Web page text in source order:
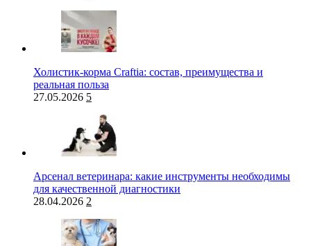
Холистик-корма Craftia: состав, преимущества и
реальная польза
27.05.2026 5
Арсенал ветеринара: какие инструменты необходимы
для качественной диагностики
28.04.2026 2